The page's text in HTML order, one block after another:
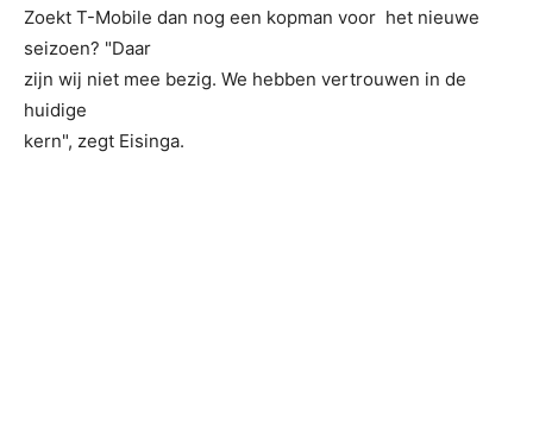
Zoekt T-Mobile dan nog een kopman voor het nieuwe
seizoen? "Daar
zijn wij niet mee bezig. We hebben vertrouwen in de
huidige
kern", zegt Eisinga.